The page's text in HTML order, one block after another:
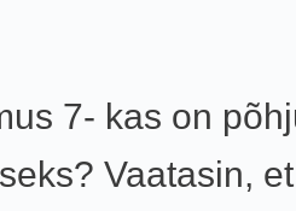
7- kas on
Vaatasin,